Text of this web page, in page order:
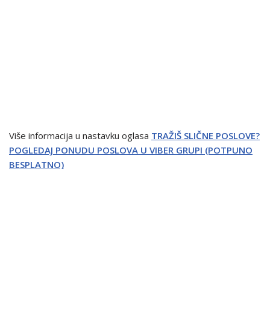
Više informacija u nastavku oglasa TRAŽIŠ SLIČNE POSLOVE?
POGLEDAJ PONUDU POSLOVA U VIBER GRUPI (POTPUNO
BESPLATNO)